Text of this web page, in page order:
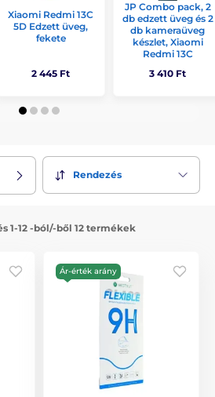
Xiaomi Redmi 13C
5D Edzett üveg,
fekete
2 445 Ft
JP Combo pack, 2
db edzett üveg és 2
db kameraüveg
készlet, Xiaomi
Redmi 13C
3 410 Ft
Rendezés
1-12 -ból/-ből 12 termékek
Ár-érték arány